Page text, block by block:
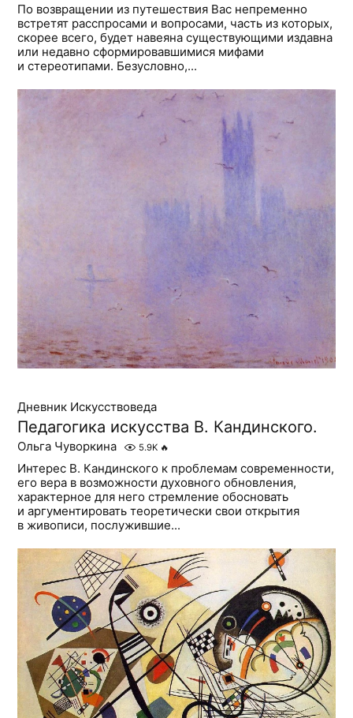
По возвращении из путешествия Вас непременно
встретят расспросами и вопросами, часть из которых,
скорее всего, будет навеяна существующими издавна
или недавно сформировавшимися мифами
и стереотипами. Безусловно,...
Дневник Искусствоведа
Педагогика искусства В. Кандинского.
Ольга Чуворкина 5.9K 🔥
Интерес В. Кандинского к проблемам современности,
его вера в возможности духовного обновления,
характерное для него стремление обосновать
и аргументировать теоретически свои открытия
в живописи, послужившие...